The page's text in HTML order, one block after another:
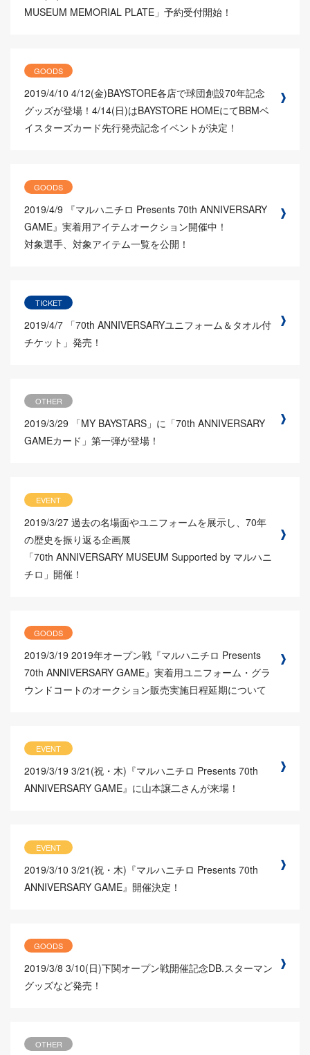
MUSEUM MEMORIAL PLATE」予約受付開始！
GOODS
2019/4/10 4/12(金)BAYSTORE各店で球団創設70年記念
グッズが登場！4/14(日)はBAYSTORE HOMEにてBBMベ
イスターズカード先行発売記念イベントが決定！
GOODS
2019/4/9
『マルハニチロ Presents 70th ANNIVERSARY
GAME』実着用アイテムオークション開催中！
対象選手、対象アイテム一覧を公開！
TICKET
2019/4/7 「70th ANNIVERSARYユニフォーム＆タオル付
チケット」発売！
OTHER
2019/3/29
「MY BAYSTARS」に「70th ANNIVERSARY
GAMEカード」第一弾が登場！
EVENT
2019/3/27 過去の名場面やユニフォームを展示し、70年
の歴史を振り返る企画展
「70th ANNIVERSARY MUSEUM Supported by マルハニ
チロ」開催！
GOODS
2019/3/19 2019年オープン戦『マルハニチロ Presents
70th ANNIVERSARY GAME』実着用ユニフォーム・グラ
ウンドコートのオークション販売実施日程延期について
EVENT
2019/3/19 3/21(祝・木)『マルハニチロ Presents 70th
ANNIVERSARY GAME』に山本譲二さんが来場！
EVENT
2019/3/10 3/21(祝・木)『マルハニチロ Presents 70th
ANNIVERSARY GAME』開催決定！
GOODS
2019/3/8 3/10(日)下関オープン戦開催記念DB.スターマン
グッズなど発売！
OTHER